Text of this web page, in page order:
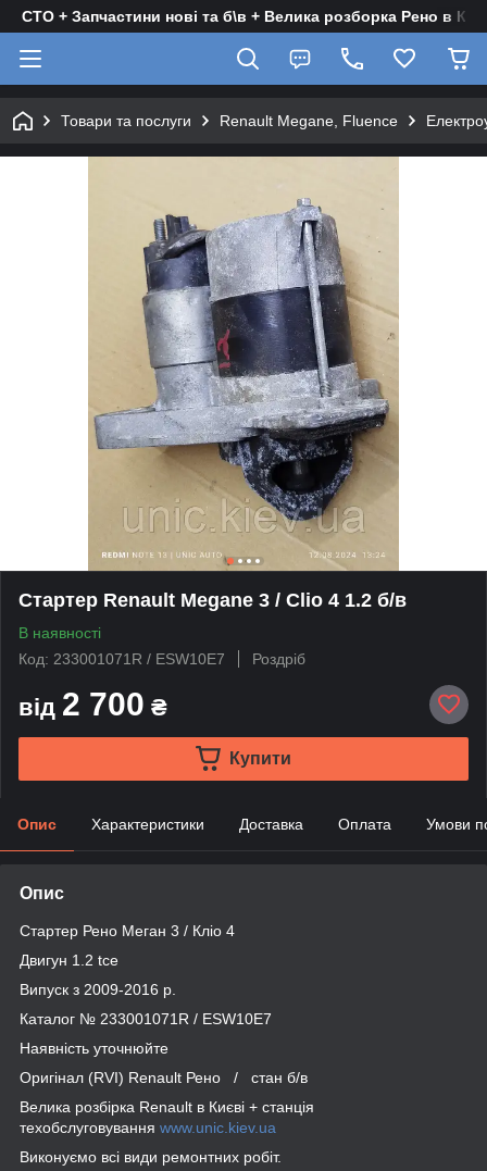
СТО + Запчастини нові та б\в + Велика розборка Рено в
Товари та послуги Renault Megane, Fluence
Стартер Renault Megane 3 / Clio 4 1.2 б/в
В наявності
Код: 233001071R / ESW10E7
Роздріб
від 2 700 ₴
Купити
Опис Характеристики Доставка Оплата Умови
Опис
Стартер Рено Меган 3 / Кліо 4
Двигун 1.2 tce
Випуск з 2009-2016 р.
Каталог № 233001071R / ESW10E7
Наявність уточнюйте
Оригінал (RVI) Renault Рено / стан б/в
Велика розбірка Renault в Києві + станція
техобслуговування www.unic.kiev.ua
Виконуємо всі види ремонтних робіт.